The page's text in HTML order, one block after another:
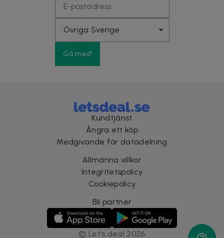
Gå med!
Kundtjänst
Ångra ett köp
Medgivande för datadelning
Allmänna villkor
Integritetspolicy
Cookiepolicy
Bli partner
© Let’s deal 2026